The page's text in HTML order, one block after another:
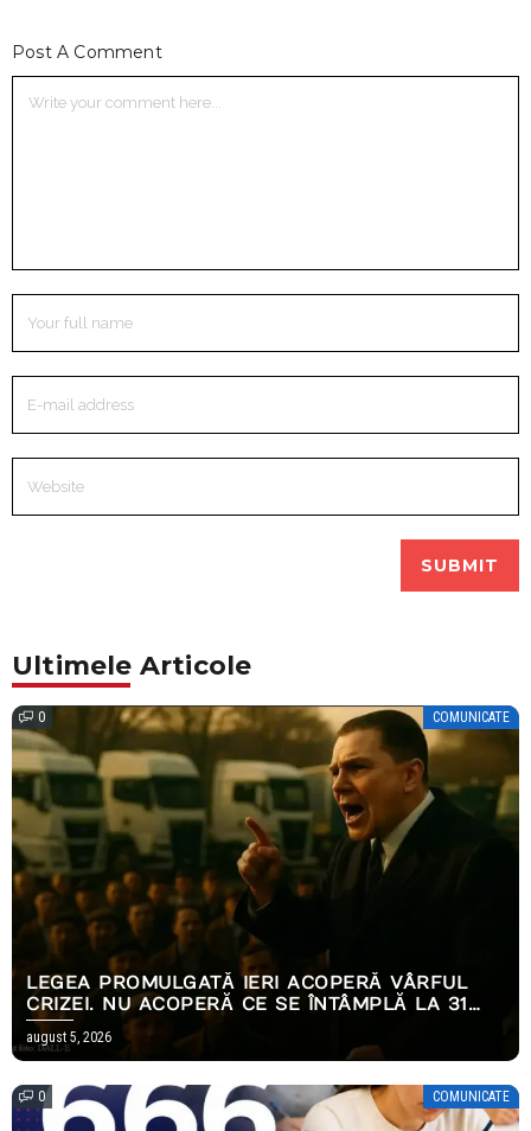
Post A Comment
Ultimele Articole
0 COMUNICATE
LEGEA PROMULGATĂ IERI ACOPERĂ VÂRFUL
CRIZEI. NU ACOPERĂ CE SE ÎNTÂMPLĂ LA 31
DECEMBRIE.
august 5, 2026
0 COMUNICATE